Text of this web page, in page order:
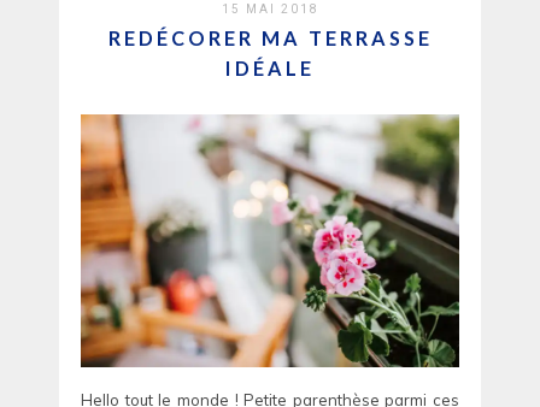
15 MAI 2018
REDÉCORER MA TERRASSE
IDÉALE
Hello tout le monde ! Petite parenthèse parmi ces